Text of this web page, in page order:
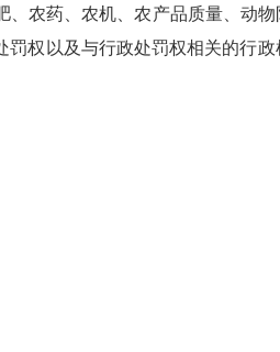
农药、农机、农产品质量、动
权以及与行政处罚权相关的行